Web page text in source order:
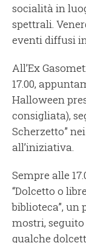
socialità in
spettrali.
eventi diffusi
All’Ex
17.00,
Halloween
consigliata),
Scherzetto”
all’iniziativa.
Sempre alle
“Dolcetto o
biblioteca”, un
mostri,
qualche